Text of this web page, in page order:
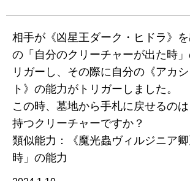
相手が《凶星王ダーク・ヒドラ》
の「自分のクリーチャーが出た時
リガーし、その際に自分の《アカ
ト》の能力がトリガーしました。
この時、墓地から手札に戻せるの
持つクリーチャーですか？
類似能力：《魔光蟲ヴィルジニア
時」の能力